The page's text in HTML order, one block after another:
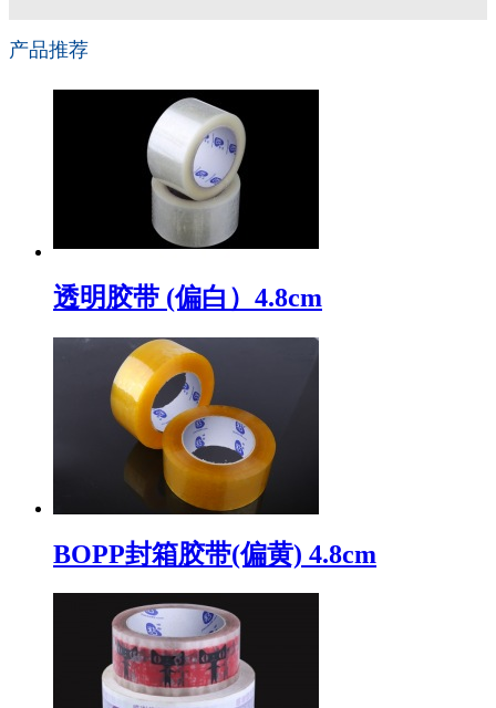
产品推荐
透明胶带 (偏白）4.8cm
BOPP封箱胶带(偏黄) 4.8cm